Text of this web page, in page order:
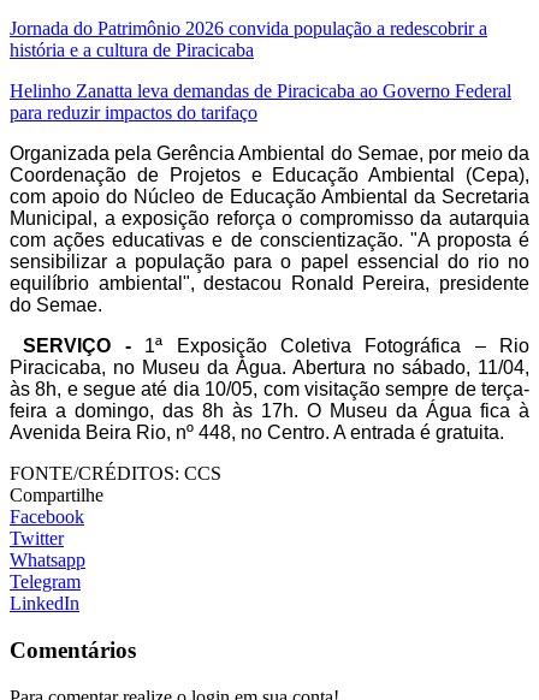
Jornada do Patrimônio 2026 convida população a redescobrir a
história e a cultura de Piracicaba
Helinho Zanatta leva demandas de Piracicaba ao Governo Federal
para reduzir impactos do tarifaço
Organizada pela Gerência Ambiental do Semae, por meio da
Coordenação de Projetos e Educação Ambiental (Cepa),
com apoio do Núcleo de Educação Ambiental da Secretaria
Municipal, a exposição reforça o compromisso da autarquia
com ações educativas e de conscientização. "A proposta é
sensibilizar a população para o papel essencial do rio no
equilíbrio ambiental", destacou Ronald Pereira, presidente
do Semae.
SERVIÇO -
1ª Exposição Coletiva Fotográfica – Rio
Piracicaba, no Museu da Água. Abertura no sábado, 11/04,
às 8h, e segue até dia 10/05, com visitação sempre de terça-
feira a domingo, das 8h às 17h. O Museu da Água fica à
Avenida Beira Rio, nº 448, no Centro. A entrada é gratuita.
FONTE/CRÉDITOS: CCS
Compartilhe
Facebook
Twitter
Whatsapp
Telegram
LinkedIn
Comentários